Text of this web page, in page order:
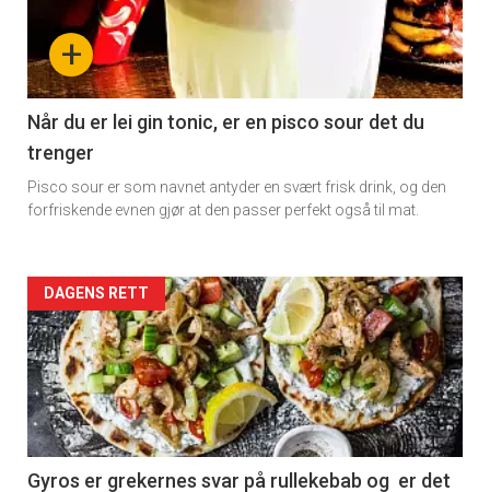
section
11
Dagens
rett
+
Når du er lei gin tonic, er en pisco sour det du
trenger
Pisco sour er som navnet antyder en svært frisk drink, og den
forfriskende evnen gjør at den passer perfekt også til mat.
Artikler
detail
-
section
11
DAGENS RETT
Gyros er grekernes svar på rullekebab og er det